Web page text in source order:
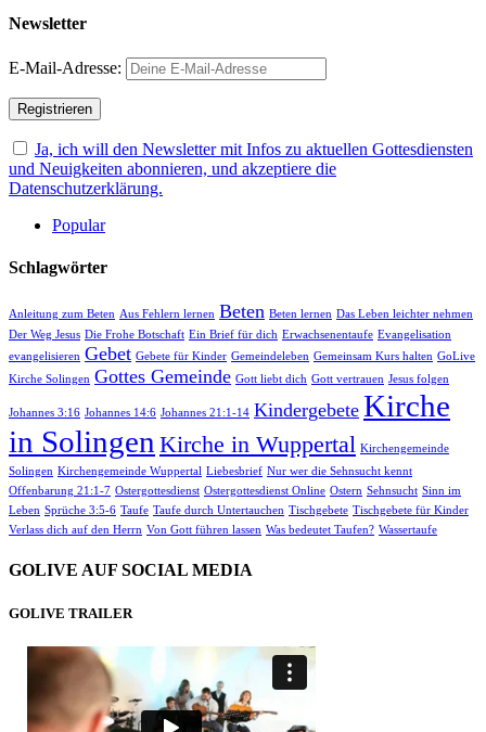
Newsletter
E-Mail-Adresse:
Ja, ich will den Newsletter mit Infos zu aktuellen Gottesdiensten
und Neuigkeiten abonnieren, und akzeptiere die
Datenschutzerklärung.
Popular
Schlagwörter
Anleitung zum Beten Aus Fehlern lernen Beten Beten lernen Das Leben leichter nehmen
Der Weg Jesus Die Frohe Botschaft Ein Brief für dich Erwachsenentaufe Evangelisation
evangelisieren Gebet Gebete für Kinder Gemeindeleben Gemeinsam Kurs halten GoLive
Kirche Solingen Gottes Gemeinde Gott liebt dich Gott vertrauen Jesus folgen
Johannes 3:16 Johannes 14:6 Johannes 21:1-14 Kindergebete Kirche
in Solingen Kirche in Wuppertal Kirchengemeinde
Solingen Kirchengemeinde Wuppertal Liebesbrief Nur wer die Sehnsucht kennt
Offenbarung 21:1-7 Ostergottesdienst Ostergottesdienst Online Ostern Sehnsucht Sinn im
Leben Sprüche 3:5-6 Taufe Taufe durch Untertauchen Tischgebete Tischgebete für Kinder
Verlass dich auf den Herrn Von Gott führen lassen Was bedeutet Taufen? Wassertaufe
GOLIVE AUF SOCIAL MEDIA
GOLIVE TRAILER